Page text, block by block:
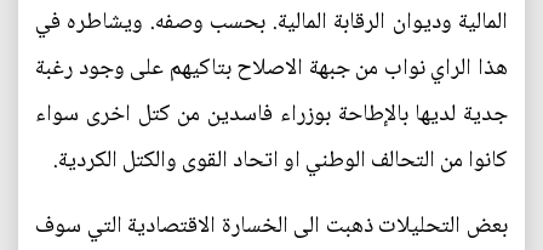
المالية وديوان الرقابة المالية. بحسب وصفه. ويشاطره في
هذا الراي نواب من جبهة الاصلاح بتاكيهم على وجود رغبة
جدية لديها بالإطاحة بوزراء فاسدين من كتل اخرى سواء
كانوا من التحالف الوطني او اتحاد القوى والكتل الكردية.
بعض التحليلات ذهبت الى الخسارة الاقتصادية التي سوف